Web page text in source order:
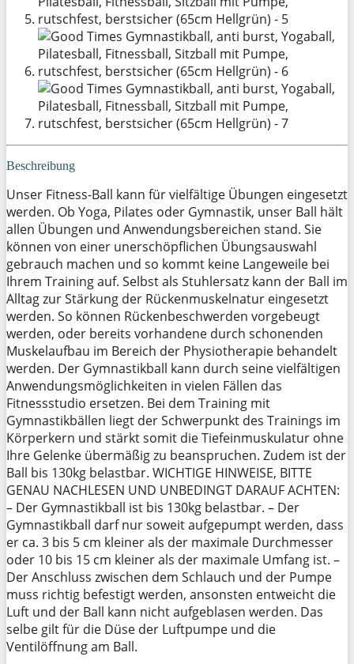
Beschreibung
Unser Fitness-Ball kann für vielfältige Übungen eingesetzt
werden. Ob Yoga, Pilates oder Gymnastik, unser Ball hält
allen Übungen und Anwendungsbereichen stand. Sie
können von einer unerschöpflichen Übungsauswahl
gebrauch machen und so kommt keine Langeweile bei
Ihrem Training auf. Selbst als Stuhlersatz kann der Ball im
Alltag zur Stärkung der Rückenmuskelnatur eingesetzt
werden. So können Rückenbeschwerden vorgebeugt
werden, oder bereits vorhandene durch schonenden
Muskelaufbau im Bereich der Physiotherapie behandelt
werden. Der Gymnastikball kann durch seine vielfältigen
Anwendungsmöglichkeiten in vielen Fällen das
Fitnessstudio ersetzen. Bei dem Training mit
Gymnastikbällen liegt der Schwerpunkt des Trainings im
Körperkern und stärkt somit die Tiefeinmuskulatur ohne
Ihre Gelenke übermäßig zu beanspruchen. Zudem ist der
Ball bis 130kg belastbar. WICHTIGE HINWEISE, BITTE
GENAU NACHLESEN UND UNBEDINGT DARAUF ACHTEN:
– Der Gymnastikball ist bis 130kg belastbar. – Der
Gymnastikball darf nur soweit aufgepumpt werden, dass
er ca. 3 bis 5 cm kleiner als der maximale Durchmesser
oder 10 bis 15 cm kleiner als der maximale Umfang ist. –
Der Anschluss zwischen dem Schlauch und der Pumpe
muss richtig befestigt werden, ansonsten entweicht die
Luft und der Ball kann nicht aufgeblasen werden. Das
selbe gilt für die Düse der Luftpumpe und die
Ventilöffnung am Ball.